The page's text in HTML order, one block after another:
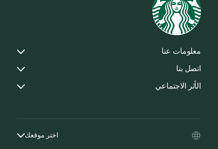
معلومات عنا
اتصل بنا
الأثر الاجتماعي
اختر موقعك